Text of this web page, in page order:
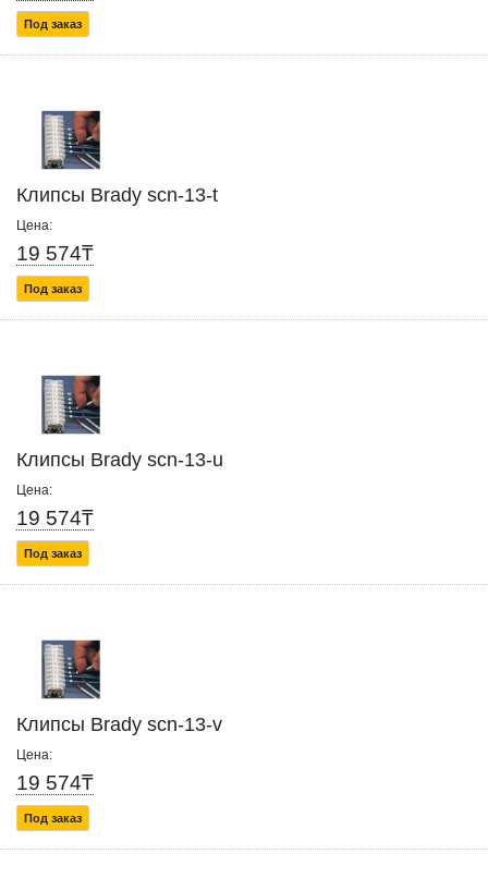
Под заказ
Клипсы Brady scn-13-t
Цена:
19 574₸
Под заказ
Клипсы Brady scn-13-u
Цена:
19 574₸
Под заказ
Клипсы Brady scn-13-v
Цена:
19 574₸
Под заказ